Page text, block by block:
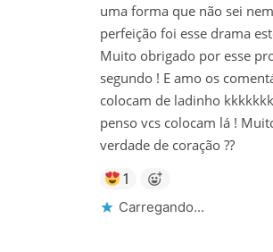
uma forma que não sei
perfeição foi esse drama
Muito obrigado por esse
segundo ! E amo os
colocam de ladinho
penso vcs colocam lá !
verdade de coração ??
1
Carregando...